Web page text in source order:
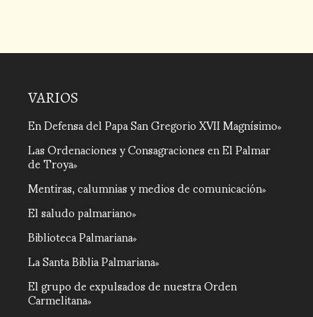
VARIOS
En Defensa del Papa San Gregorio XVII Magnísimo
Las Ordenaciones y Consagraciones en El Palmar
de Troya
Mentiras, calumnias y medios de comunicación
El saludo palmariano
Biblioteca Palmariana
La Santa Biblia Palmariana
El grupo de expulsados de nuestra Orden
Carmelitana